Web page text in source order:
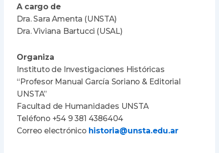
A cargo de
Dra. Sara Amenta (UNSTA)
Dra. Viviana Bartucci (USAL)
Organiza
Instituto de Investigaciones Históricas
“Profesor Manual García Soriano & Editorial
UNSTA”
Facultad de Humanidades UNSTA
Teléfono +54 9 381 4386404
Correo electrónico historia@unsta.edu.ar